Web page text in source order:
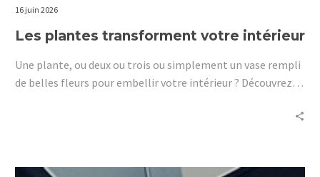
16 juin 2026
Les plantes transforment votre intérieur
Une plante, ou deux ou trois ou simplement un vase rempli
de belles fleurs pour embellir votre intérieur ? Découvrez ici